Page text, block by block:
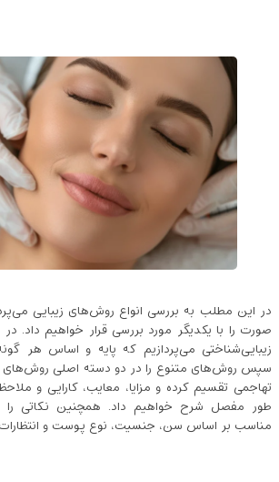
در این مطلب به بررسی انواع روش‌های زیبایی
صورت را با یکدیگر مورد بررسی قرار خواهیم داد. در
زیبایی‌شناختی می‌پردازیم که پایه و اساس هر
سپس روش‌های متنوع را در دو دسته اصلی
تهاجمی تقسیم کرده و مزایا، معایب، کارایی و
طور مفصل شرح خواهیم داد. همچنین نکاتی را
مناسب بر اساس سن، جنسیت، نوع پوست و انتظارات